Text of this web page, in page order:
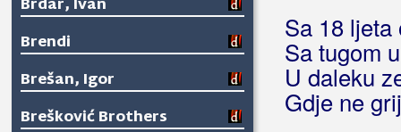
Brdar, Ivan
Brendi
Brešan, Igor
Brešković Brothers
Sa 18
Sa tugom
U daleku
Gdje ne